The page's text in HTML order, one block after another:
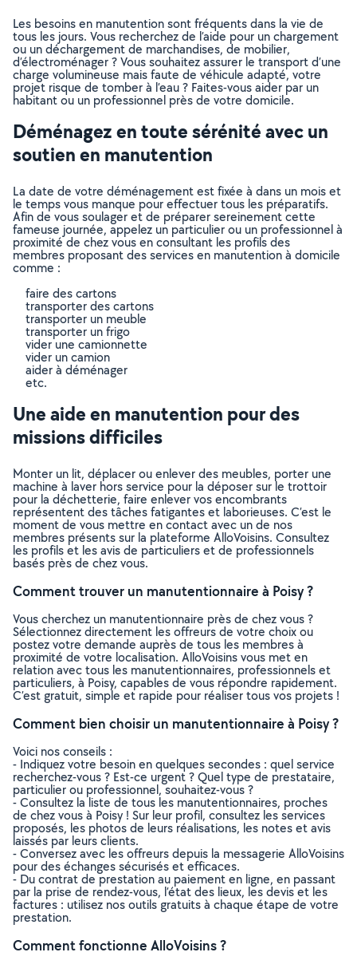
Les besoins en manutention sont fréquents dans la vie de
tous les jours. Vous recherchez de l’aide pour un chargement
ou un déchargement de marchandises, de mobilier,
d’électroménager ? Vous souhaitez assurer le transport d’une
charge volumineuse mais faute de véhicule adapté, votre
projet risque de tomber à l’eau ? Faites-vous aider par un
habitant ou un professionnel près de votre domicile.
Déménagez en toute sérénité avec un
soutien en manutention
La date de votre déménagement est fixée à dans un mois et
le temps vous manque pour effectuer tous les préparatifs.
Afin de vous soulager et de préparer sereinement cette
fameuse journée, appelez un particulier ou un professionnel à
proximité de chez vous en consultant les profils des
membres proposant des services en manutention à domicile
comme :
faire des cartons
transporter des cartons
transporter un meuble
transporter un frigo
vider une camionnette
vider un camion
aider à déménager
etc.
Une aide en manutention pour des
missions difficiles
Monter un lit, déplacer ou enlever des meubles, porter une
machine à laver hors service pour la déposer sur le trottoir
pour la déchetterie, faire enlever vos encombrants
représentent des tâches fatigantes et laborieuses. C’est le
moment de vous mettre en contact avec un de nos
membres présents sur la plateforme AlloVoisins. Consultez
les profils et les avis de particuliers et de professionnels
basés près de chez vous.
Comment trouver un manutentionnaire à Poisy ?
Vous cherchez un manutentionnaire près de chez vous ?
Sélectionnez directement les offreurs de votre choix ou
postez votre demande auprès de tous les membres à
proximité de votre localisation. AlloVoisins vous met en
relation avec tous les manutentionnaires, professionnels et
particuliers, à Poisy, capables de vous répondre rapidement.
C’est gratuit, simple et rapide pour réaliser tous vos projets !
Comment bien choisir un manutentionnaire à Poisy ?
Voici nos conseils :
- Indiquez votre besoin en quelques secondes : quel service
recherchez-vous ? Est-ce urgent ? Quel type de prestataire,
particulier ou professionnel, souhaitez-vous ?
- Consultez la liste de tous les manutentionnaires, proches
de chez vous à Poisy ! Sur leur profil, consultez les services
proposés, les photos de leurs réalisations, les notes et avis
laissés par leurs clients.
- Conversez avec les offreurs depuis la messagerie AlloVoisins
pour des échanges sécurisés et efficaces.
- Du contrat de prestation au paiement en ligne, en passant
par la prise de rendez-vous, l’état des lieux, les devis et les
factures : utilisez nos outils gratuits à chaque étape de votre
prestation.
Comment fonctionne AlloVoisins ?